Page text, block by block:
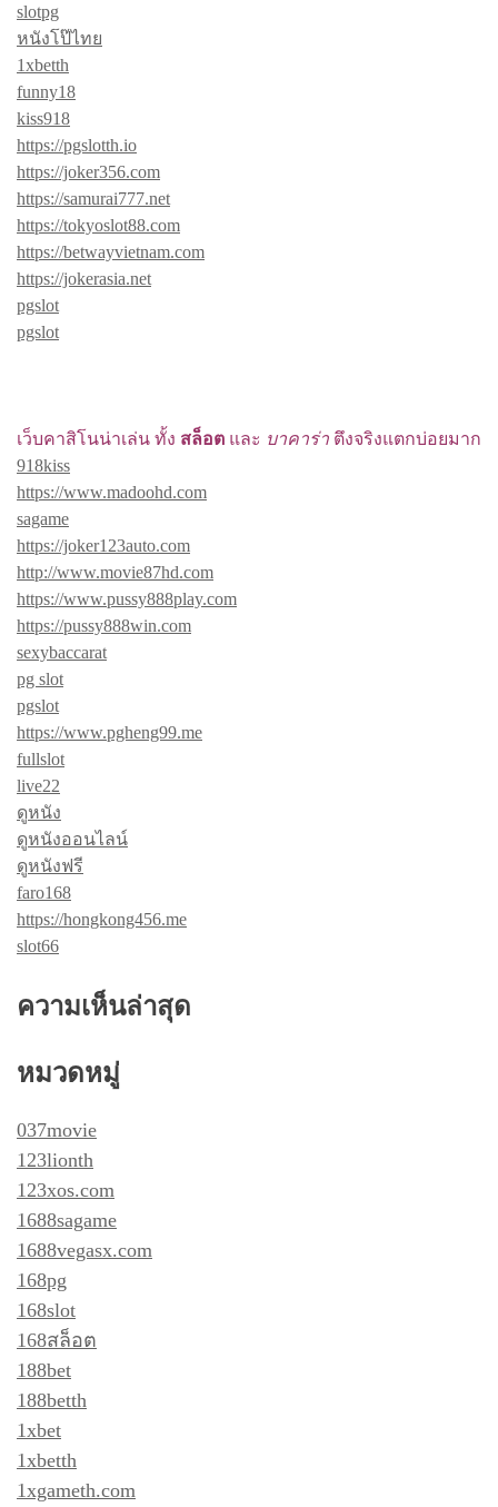
slotpg
หนังโป๊ไทย
1xbetth
funny18
kiss918
https://pgslotth.io
https://joker356.com
https://samurai777.net
https://tokyoslot88.com
https://betwayvietnam.com
https://jokerasia.net
pgslot
pgslot
เว็บคาสิโนน่าเล่น ทั้ง สล็อต และ บาคาร่า ตึงจริงแตกบ่อยมาก
918kiss
https://www.madoohd.com
sagame
https://joker123auto.com
http://www.movie87hd.com
https://www.pussy888play.com
https://pussy888win.com
sexybaccarat
pg slot
pgslot
https://www.pgheng99.me
fullslot
live22
ดูหนัง
ดูหนังออนไลน์
ดูหนังฟรี
faro168
https://hongkong456.me
slot66
ความเห็นล่าสุด
หมวดหมู่
037movie
123lionth
123xos.com
1688sagame
1688vegasx.com
168pg
168slot
168สล็อต
188bet
188betth
1xbet
1xbetth
1xgameth.com